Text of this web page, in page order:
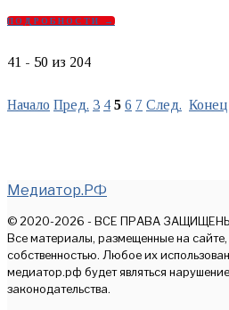
ПОДРОБНОСТИ →
41 - 50 из 204
Начало Пред. 3 4 5 6 7 След. Конец
Медиатор.РФ
© 2020-2026 - ВСЕ ПРАВА
Все материалы, размещенные на сайте,
собственностью. Любое их
медиатор.рф будет являться
законодательства.